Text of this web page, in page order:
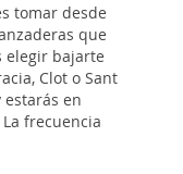
tomar desde
que
elegir bajarte
Clot o Sant
en
frecuencia